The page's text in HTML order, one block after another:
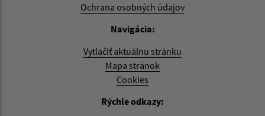
Ochrana osobných údajov
Navigácia:
Vytlačiť aktuálnu stránku
Mapa stránok
Cookies
Rýchle odkazy: